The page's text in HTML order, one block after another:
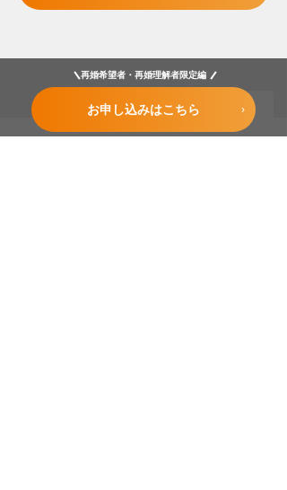
再婚希望者・再婚理解者限定編
お申し込みはこちら Page Top